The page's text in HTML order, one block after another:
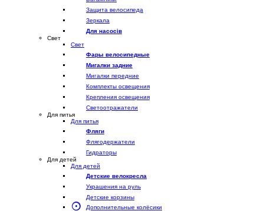
Защита велосипеда
Зеркала
Для насосів
Свет
Свет
Фары велосипедные
Мигалки задние
Мигалки передние
Комплекты освещения
Крепления освещения
Светоотражатели
Для питья
Для питья
Фляги
Флягодержатели
Гидраторы
Для детей
Для детей
Детские велокресла
Украшения на руль
Детские корзины
Дополнительные колёсики